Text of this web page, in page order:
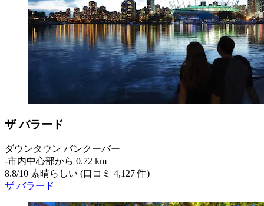
ザ バラード
ダウンタウン バンクーバー
‐市内中心部から 0.72 km
8.8/10 素晴らしい (口コミ 4,127 件)
ザ バラード